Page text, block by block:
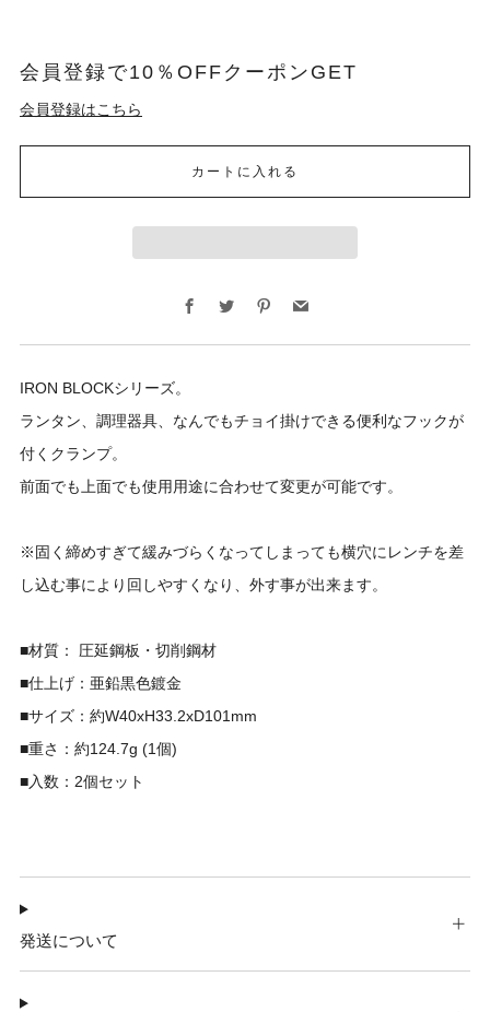
会員登録で10％OFFクーポンGET
会員登録はこちら
カートに入れる
Facebook
Twitter Pinterest
IRON BLOCKシリーズ。
ランタン、調理器具、なんでもチョイ掛けできる便利なフックが
付くクランプ。
前面でも上面でも使用用途に合わせて変更が可能です。
※固く締めすぎて緩みづらくなってしまっても横穴にレンチを差
し込む事により回しやすくなり、外す事が出来ます。
■材質： 圧延鋼板・切削鋼材
■仕上げ：亜鉛黒色鍍金
■サイズ：約W40xH33.2xD101mm
■重さ：約124.7g (1個)
■入数：2個セット
発送について